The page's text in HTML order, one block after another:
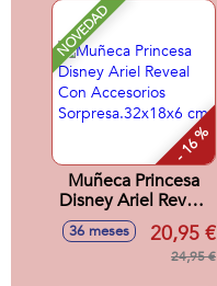
NOVEDAD
- 16 %
Muñeca Princesa
Disney Ariel Reveal
Con Accesorios
Sorpresa.32x18x6
36 meses 20,95 €
24,95 €